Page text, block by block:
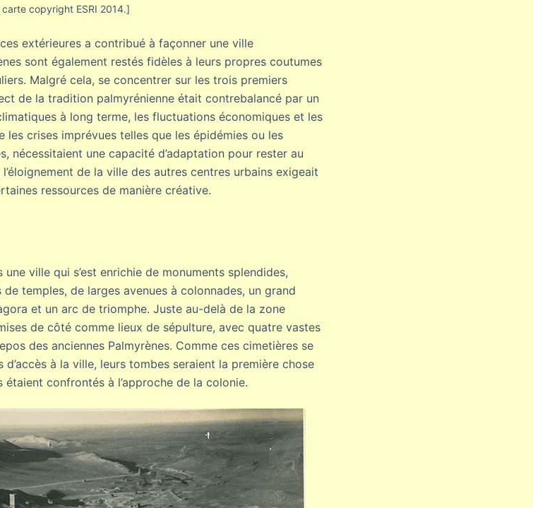
copyright ESRI 2014.]
extérieures a contribué à façonner une ville
sont également restés fidèles à leurs propres coutumes
Malgré cela, se concentrer sur les trois premiers
de la tradition palmyrénienne était contrebalancé par un
à long terme, les fluctuations économiques et les
les crises imprévues telles que les épidémies ou les
nécessitaient une capacité d’adaptation pour rester au
de la ville des autres centres urbains exigeait
ressources de manière créative.
ville qui s’est enrichie de monuments splendides,
temples, de larges avenues à colonnades, un grand
et un arc de triomphe. Juste au-delà de la zone
de côté comme lieux de sépulture, avec quatre vastes
des anciennes Palmyrènes. Comme ces cimetières se
à la ville, leurs tombes seraient la première chose
confrontés à l’approche de la colonie.